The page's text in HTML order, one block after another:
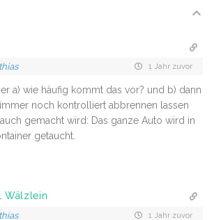
1 Jahr zuvor
a) wie häufig kommt das vor? und b) dann
noch kontrolliert abbrennen lassen
gemacht wird: Das ganze Auto wird in
getaucht.
Wälzlein
1 Jahr zuvor